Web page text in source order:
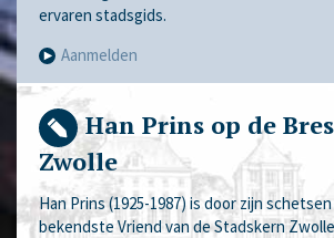
ervaren stadsgids.
Aanmelden
Han Prins op de
Zwolle
Han Prins (1925-1987) is door zijn
bekendste Vriend van de Stadskern